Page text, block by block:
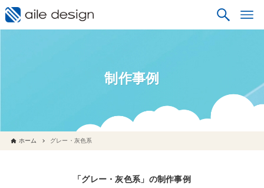
制作事例
ホーム グレー・灰色系
「グレー・灰色系」の制作事例